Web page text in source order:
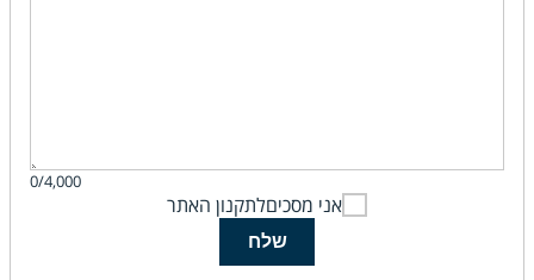
0/4,000
אני מסכיםלתקנון האתר
שלח